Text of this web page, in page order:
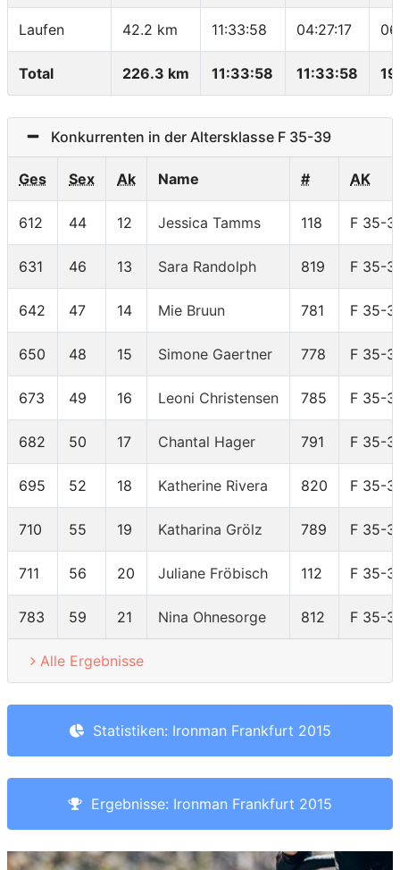
Laufen 42.2 km 11:33:58 04:27:17
Total 226.3 km 11:33:58 11:33:58
Konkurrenten in der Altersklasse F 35-39
Ges Sex Ak Name # AK
612 44 12 Jessica Tamms 118 F 35-
631 46 13 Sara Randolph 819 F 35-
642 47 14 Mie Bruun 781 F 35-
650 48 15 Simone Gaertner 778 F 35-
673 49 16 Leoni Christensen 785 F 35-
682 50 17 Chantal Hager 791 F 35-
695 52 18 Katherine Rivera 820 F 35-
710 55 19 Katharina Grölz 789 F 35-
711 56 20 Juliane Fröbisch 112 F 35-
783 59 21 Nina Ohnesorge 812 F 35-
Alle Ergebnisse
Statistiken: Ironman Frankfurt 2015
Ergebnisse: Ironman Frankfurt 2015